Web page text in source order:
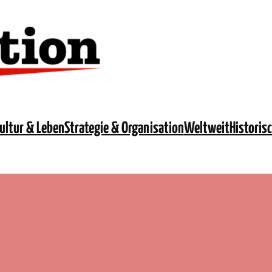
& LebenStrategie & OrganisationWeltweit